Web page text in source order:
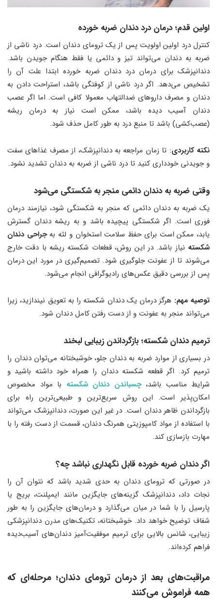
اولین قدم؛ درمان درد دندان ضربه خورده
کنترل درد اولین اولویت پس از یک ترومای دندان است. درد ناشی از
ضربه به دندان می‌تواند تیز و دائمی یا فقط هنگام جویدن باشد.
دندانپزشک برای درمان درد دندان ضربه خورده ابتدا علت آن را
تشخیص می‌دهد. اگر درد ناشی از کوفتگی باشد، استراحت دادن به
دندان و مصرف داروهای ضدالتهاب معمولا کافی است. اما اگر عصب
دندان آسیب دیده باشد، ممکن است نیاز به درمان ریشه
(عصب‌کشی) باشد تا منبع درد به طور کامل حذف شود.
نکته کاربردی: تا زمان مراجعه به دندانپزشک، از مصرف غذاهای سفت
و جویدنی خودداری کنید تا درد ناشی از ضربه به دندان تشدید نشود.
وقتی ضربه به دندان دائمی منجر به شکستگی می‌شود
یک ضربه به دندان دائمی که منجر به شکستگی شود، نیازمند درمان
فوری است. اگر شکستگی پیچیده باشد و به ریشه دندان گسترش
یابد، ممکن است برای حفظ سلامت استخوان و لثه بهجراحی دندان
شکسته نیاز باشد. در این روش، قطعات شکسته ریشه با دقت خارج
می‌شوند تا از عفونت جلوگیری شود. تصمیم‌گیری در مورد این درمان
پس از بررسی دقیق عکس‌های رادیوگرافی انجام می‌شود.
توصیه مهم: هرگز درمان یک دندان شکسته را به تعویق نیندازید، زیرا
می‌تواند منجر به عفونت و از دست رفتن کامل دندان شود.
ترمیم دندان شکسته؛ بازگرداندن زیبایی لبخند
در بسیاری از موارد ضربه به دندان جلو، خوشبختانه می‌توان دندان را
ترمیم کرد. اگر قطعه شکسته دندان را همراه خود داشته باشید و
شرایط مناسب باشد،چسباندن دندان شکسته با مواد مخصوص
امکان‌پذیر است. این روش سریع‌ترین و طبیعی‌ترین راه برای
بازگرداندن ظاهر دندان است. در غیر این صورت، دندانپزشک می‌تواند
با استفاده از مواد کامپوزیتی همرنگ دندان، قسمت از دست رفته را با
مهارت بازسازی کند.
اگر دندان ضربه خورده قابل نگهداری نباشد چه؟
در صورتی که ترومای دندان به حدی شدید باشد که نتوان آن را
نجات داد، دندانپزشک گزینه‌های جایگزین مانند ایمپلنت، بریج یا
پارسیل را با شما در میان می‌گذارد و درمان‌های جایگزین را به طور
شفاف توضیح خواهد داد. خوشبختانه، تکنیک‌های مدرن دندانپزشکی
زیبایی، شانس بالایی برای ترمیم موفقیت‌آمیز دندان‌های آسیب‌دیده
فراهم کرده‌اند.
مراقبت‌های بعد از درمان ترومای دندان؛ مرحله‌ای که
همه فراموش می‌کنند